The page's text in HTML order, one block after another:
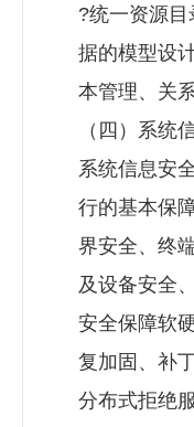
?统一资源
据的模型设
本管理、关
（四）系统
系统信息安
行的基本保
界安全、终
及设备安全
安全保障软
复加固、补
分布式拒绝